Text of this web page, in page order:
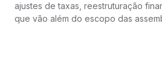
ajustes de taxas, reestruturação
que vão além do escopo das